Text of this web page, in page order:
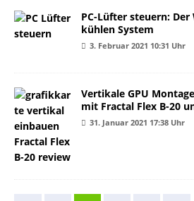
PC-Lüfter steuern:
kühlen System
3. Februar 2021 10:31 Uhr
Vertikale GPU
mit Fractal Flex B-20
31. Januar 2021 17:38 Uhr